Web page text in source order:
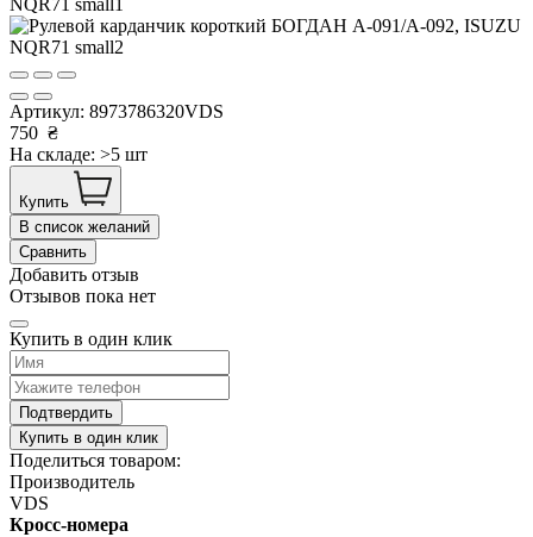
Артикул: 8973786320VDS
750 ₴
На складе: >5 шт
Купить
В список желаний
Сравнить
Добавить отзыв
Отзывов пока нет
Купить в один клик
Подтвердить
Купить в один клик
Поделиться товаром:
Производитель
VDS
Кросс-номера